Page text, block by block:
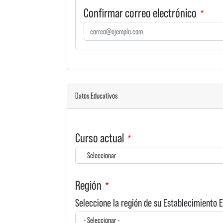
Confirmar correo electrónico
Datos Educativos
Curso actual
Región
Seleccione la región de su Establecimiento